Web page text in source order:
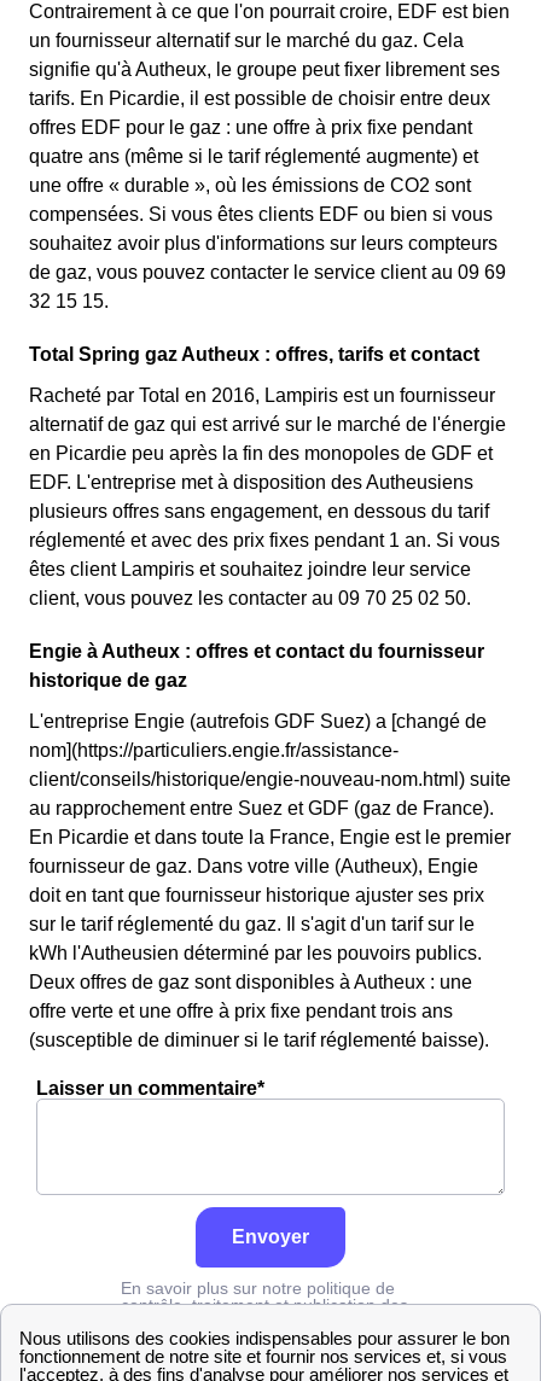
Contrairement à ce que l'on pourrait croire, EDF est bien
un fournisseur alternatif sur le marché du gaz. Cela
signifie qu'à Autheux, le groupe peut fixer librement ses
tarifs. En Picardie, il est possible de choisir entre deux
offres EDF pour le gaz : une offre à prix fixe pendant
quatre ans (même si le tarif réglementé augmente) et
une offre « durable », où les émissions de CO2 sont
compensées. Si vous êtes clients EDF ou bien si vous
souhaitez avoir plus d'informations sur leurs compteurs
de gaz, vous pouvez contacter le service client au 09 69
32 15 15.
Total Spring gaz Autheux : offres, tarifs et contact
Racheté par Total en 2016, Lampiris est un fournisseur
alternatif de gaz qui est arrivé sur le marché de l'énergie
en Picardie peu après la fin des monopoles de GDF et
EDF. L'entreprise met à disposition des Autheusiens
plusieurs offres sans engagement, en dessous du tarif
réglementé et avec des prix fixes pendant 1 an. Si vous
êtes client Lampiris et souhaitez joindre leur service
client, vous pouvez les contacter au 09 70 25 02 50.
Engie à Autheux : offres et contact du fournisseur
historique de gaz
L'entreprise Engie (autrefois GDF Suez) a [changé de
nom](https://particuliers.engie.fr/assistance-
client/conseils/historique/engie-nouveau-nom.html) suite
au rapprochement entre Suez et GDF (gaz de France).
En Picardie et dans toute la France, Engie est le premier
fournisseur de gaz. Dans votre ville (Autheux), Engie
doit en tant que fournisseur historique ajuster ses prix
sur le tarif réglementé du gaz. Il s'agit d'un tarif sur le
kWh l'Autheusien déterminé par les pouvoirs publics.
Deux offres de gaz sont disponibles à Autheux : une
offre verte et une offre à prix fixe pendant trois ans
(susceptible de diminuer si le tarif réglementé baisse).
Laisser un commentaire*
Envoyer
En savoir plus sur notre politique de
contrôle, traitement et publication des